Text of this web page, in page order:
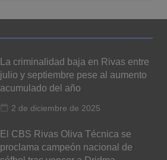
La criminalidad baja en Rivas entre
julio y septiembre pese al aumento
acumulado del año
2 de diciembre de 2025
El CBS Rivas Oliva Técnica se
proclama campeón nacional de